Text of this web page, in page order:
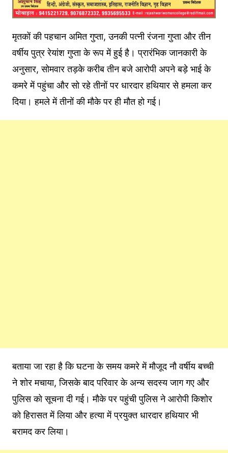
मृतकों की पहचान अमित गुप्ता, उनकी पत्नी रंजना गुप्ता और तीन
वर्षीय पुत्र रेयांश गुप्ता के रूप में हुई है। प्रारंभिक जानकारी के
अनुसार, सोमवार तड़के करीब तीन बजे आरोपी अपने बड़े भाई के
कमरे में पहुंचा और सो रहे तीनों पर धारदार हथियार से हमला कर
दिया। हमले में तीनों की मौके पर ही मौत हो गई।
बताया जा रहा है कि घटना के समय कमरे में मौजूद नौ वर्षीय बच्ची
ने शोर मचाया, जिसके बाद परिवार के अन्य सदस्य जाग गए और
पुलिस को सूचना दी गई। मौके पर पहुंची पुलिस ने आरोपी किशोर
को हिरासत में लिया और हत्या में प्रयुक्त धारदार हथियार भी
बरामद कर लिया।